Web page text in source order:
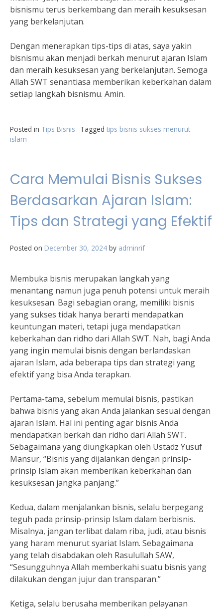
bisnismu terus berkembang dan meraih kesuksesan
yang berkelanjutan.
Dengan menerapkan tips-tips di atas, saya yakin
bisnismu akan menjadi berkah menurut ajaran Islam
dan meraih kesuksesan yang berkelanjutan. Semoga
Allah SWT senantiasa memberikan keberkahan dalam
setiap langkah bisnismu. Amin.
Posted in Tips Bisnis Tagged tips bisnis sukses menurut
islam
Cara Memulai Bisnis Sukses
Berdasarkan Ajaran Islam:
Tips dan Strategi yang Efektif
Posted on December 30, 2024 by adminrif
Membuka bisnis merupakan langkah yang
menantang namun juga penuh potensi untuk meraih
kesuksesan. Bagi sebagian orang, memiliki bisnis
yang sukses tidak hanya berarti mendapatkan
keuntungan materi, tetapi juga mendapatkan
keberkahan dan ridho dari Allah SWT. Nah, bagi Anda
yang ingin memulai bisnis dengan berlandaskan
ajaran Islam, ada beberapa tips dan strategi yang
efektif yang bisa Anda terapkan.
Pertama-tama, sebelum memulai bisnis, pastikan
bahwa bisnis yang akan Anda jalankan sesuai dengan
ajaran Islam. Hal ini penting agar bisnis Anda
mendapatkan berkah dan ridho dari Allah SWT.
Sebagaimana yang diungkapkan oleh Ustadz Yusuf
Mansur, “Bisnis yang dijalankan dengan prinsip-
prinsip Islam akan memberikan keberkahan dan
kesuksesan jangka panjang.”
Kedua, dalam menjalankan bisnis, selalu berpegang
teguh pada prinsip-prinsip Islam dalam berbisnis.
Misalnya, jangan terlibat dalam riba, judi, atau bisnis
yang haram menurut syariat Islam. Sebagaimana
yang telah disabdakan oleh Rasulullah SAW,
“Sesungguhnya Allah memberkahi suatu bisnis yang
dilakukan dengan jujur dan transparan.”
Ketiga, selalu berusaha memberikan pelayanan